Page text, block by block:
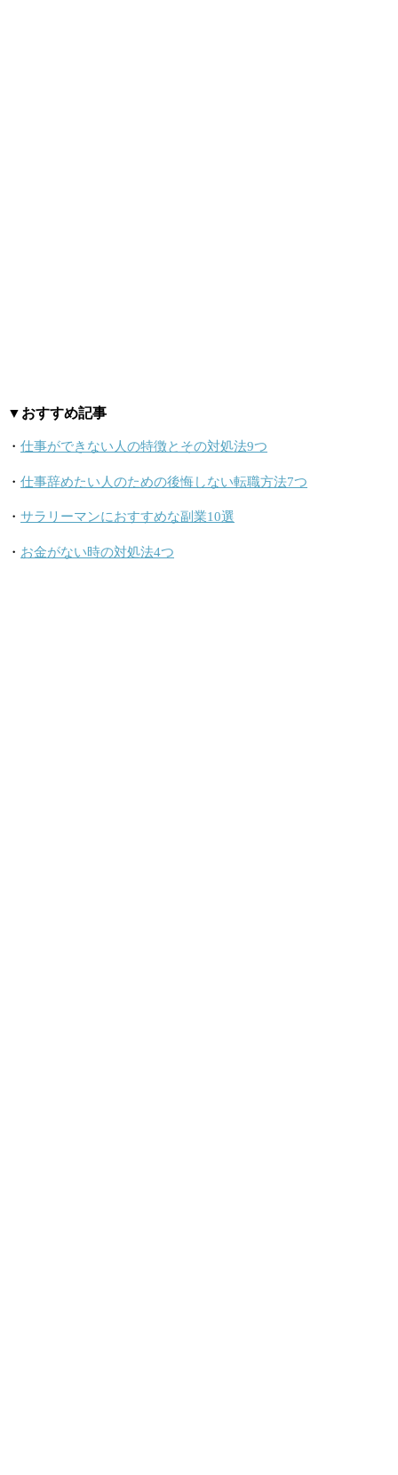
▼おすすめ記事
・ 仕事ができない人の特徴とその対処法9つ
・ 仕事辞めたい人のための後悔しない転職方法7つ
・ サラリーマンにおすすめな副業10選
・ お金がない時の対処法4つ